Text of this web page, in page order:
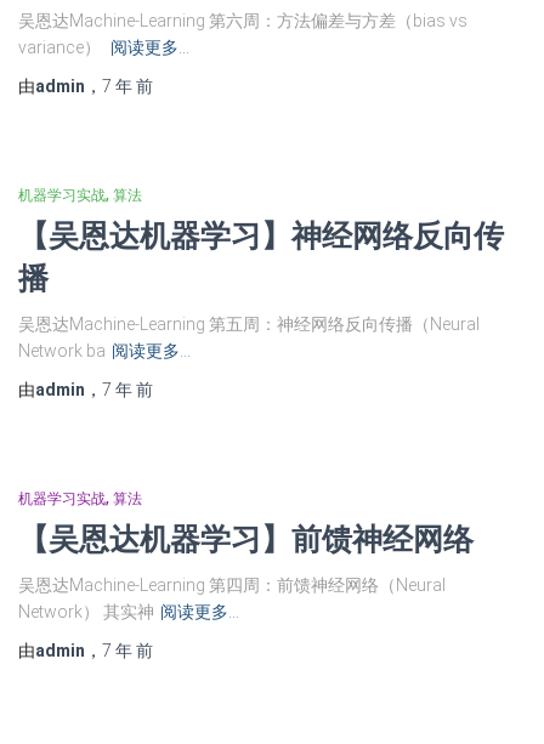
吴恩达Machine-Learning 第六周：方法偏差与方差（bias vs
variance）
阅读更多…
由admin ， 7 年前
机器学习实战 算法
【吴恩达机器学习】神经网络反向传
播
吴恩达Machine-Learning 第五周：神经网络反向传播（Neural
Network ba 阅读更多…
由admin ， 7 年前
机器学习实战 算法
【吴恩达机器学习】前馈神经网络
吴恩达Machine-Learning 第四周：前馈神经网络（Neural
Network） 其实神 阅读更多…
由admin ， 7 年前